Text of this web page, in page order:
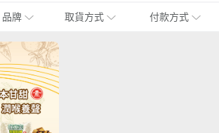
品牌 取貨方式 付款方式